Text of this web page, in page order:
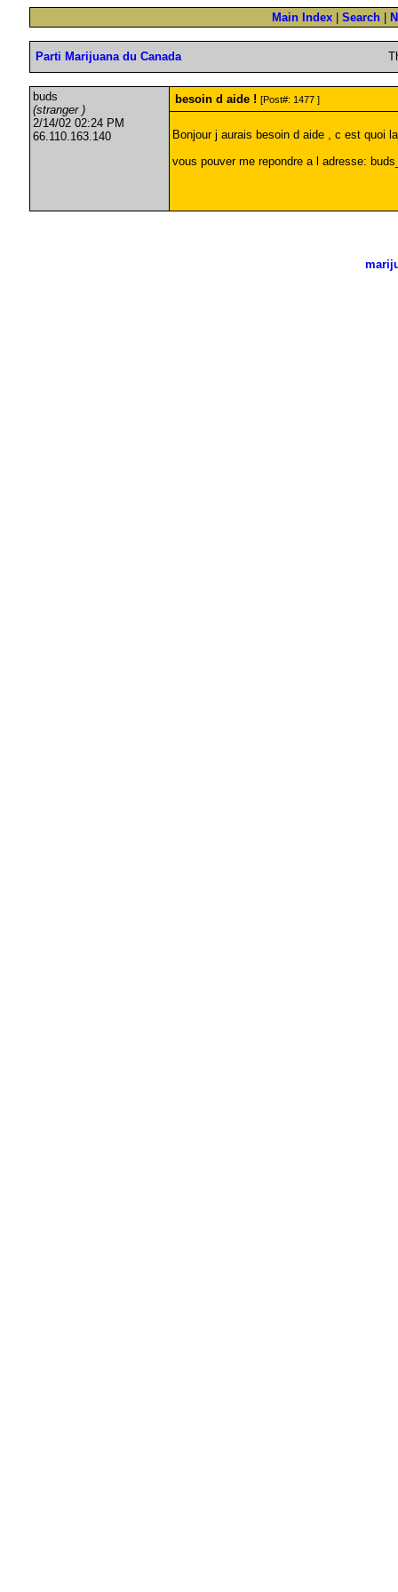
Main Index Search
Parti Marijuana du Canada
buds
(stranger )
2/14/02 02:24 PM
66.110.163.140
besoin d aide ! [Post#: 1477 ]
Bonjour j aurais besoin d aide , c est quoi
vous pouver me repondre a l adresse: